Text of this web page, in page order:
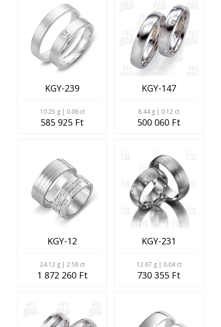
KGY-239
10.25 g | 0.06 ct
585 925 Ft
KGY-147
8.44 g | 0.12 ct
500 060 Ft
KGY-12
24.12 g | 2.58 ct
1 872 260 Ft
KGY-231
12.67 g | 0.04 ct
730 355 Ft